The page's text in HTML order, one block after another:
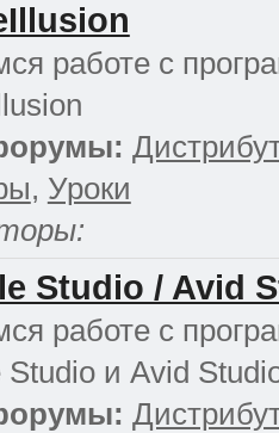
работе с
, Уроки
Studio / Avid
работе с
Studio и Avid